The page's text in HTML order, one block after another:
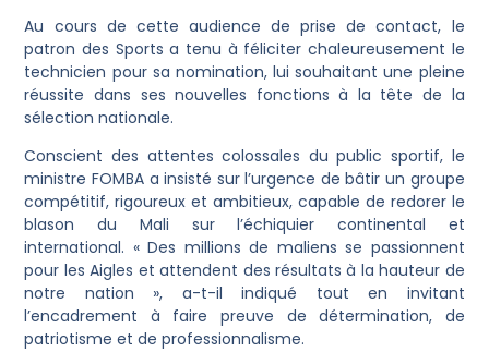
​Au cours de cette audience de prise de contact, le
patron des Sports a tenu à féliciter chaleureusement le
technicien pour sa nomination, lui souhaitant une pleine
réussite dans ses nouvelles fonctions à la tête de la
sélection nationale.
​Conscient des attentes colossales du public sportif, le
ministre FOMBA a insisté sur l’urgence de bâtir un groupe
compétitif, rigoureux et ambitieux, capable de redorer le
blason du Mali sur l’échiquier continental et
international. « Des millions de maliens se passionnent
pour les Aigles et attendent des résultats à la hauteur de
notre nation », a-t-il indiqué tout en invitant
l’encadrement à faire preuve de détermination, de
patriotisme et de professionnalisme.